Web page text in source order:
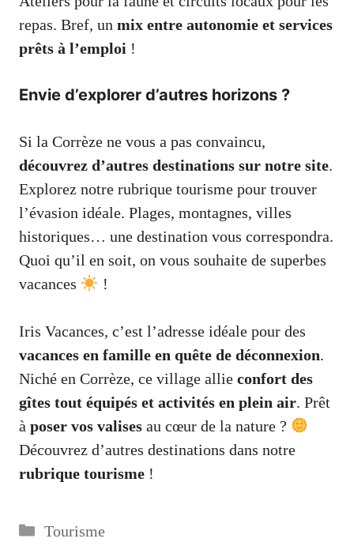
repas. Bref, un mix entre autonomie et services
prêts à l’emploi !
Envie d’explorer d’autres horizons ?
Si la Corrèze ne vous a pas convaincu,
découvrez d’autres destinations sur notre site.
Explorez notre rubrique tourisme pour trouver
l’évasion idéale. Plages, montagnes, villes
historiques… une destination vous correspondra.
Quoi qu’il en soit, on vous souhaite de superbes
vacances
!
Iris Vacances, c’est l’adresse idéale pour des
vacances en famille en quête de déconnexion.
Niché en Corrèze, ce village allie confort des
gîtes tout équipés et activités en plein air. Prêt
à poser vos valises au cœur de la nature ?
Découvrez d’autres destinations dans notre
rubrique tourisme !
Catégories
Tourisme